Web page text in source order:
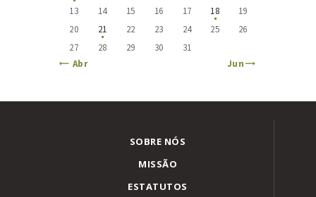
13
14 15 16 17 18
19
20
21 22 23 24 25
26
27
28 29 30
31
« Abr
Jun »
SOBRE NÓS
MISSÃO
ESTATUTOS